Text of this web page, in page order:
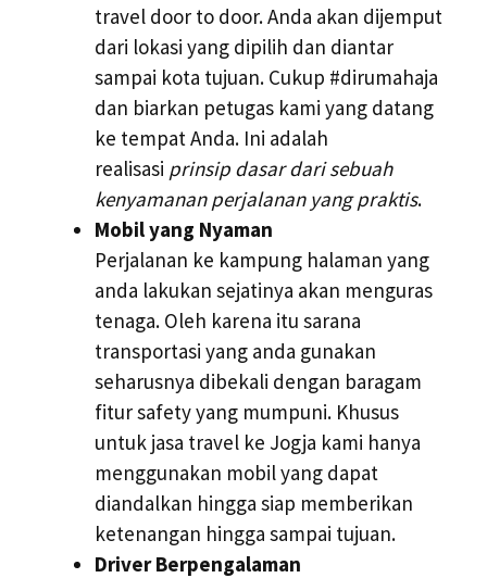
travel door to door. Anda akan dijemput
dari lokasi yang dipilih dan diantar
sampai kota tujuan. Cukup #dirumahaja
dan biarkan petugas kami yang datang
ke tempat Anda. Ini adalah
realisasi prinsip dasar dari sebuah
kenyamanan perjalanan yang praktis.
Mobil yang Nyaman
Perjalanan ke kampung halaman yang
anda lakukan sejatinya akan menguras
tenaga. Oleh karena itu sarana
transportasi yang anda gunakan
seharusnya dibekali dengan baragam
fitur safety yang mumpuni. Khusus
untuk jasa travel ke Jogja kami hanya
menggunakan mobil yang dapat
diandalkan hingga siap memberikan
ketenangan hingga sampai tujuan.
Driver Berpengalaman